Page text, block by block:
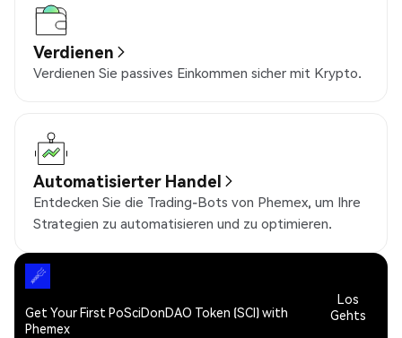
Verdienen
Verdienen Sie passives Einkommen sicher mit Krypto.
Automatisierter Handel
Entdecken Sie die Trading-Bots von Phemex, um Ihre
Strategien zu automatisieren und zu optimieren.
Get Your First PoSciDonDAO Token (SCI) with
Phemex
Los
Gehts